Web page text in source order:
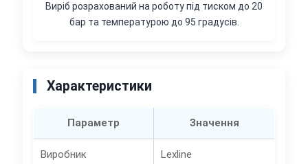
Виріб розрахований на роботу під тиском до 20
бар та температурою до 95 градусів.
Характеристики
Параметр Значення
Виробник Lexline